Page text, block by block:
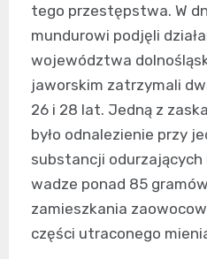
tego przestępstwa. W
mundurowi podjęli
województwa
jaworskim zatrzymali
26 i 28 lat. Jedną z
było odnalezienie przy
substancji
wadze ponad 85
zamieszkania
części utraconego